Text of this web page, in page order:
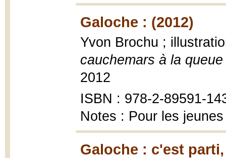
Galoche : (2012)
Yvon Brochu ;
cauchemars à la
2012
ISBN : 978-2-89591-
Notes : Pour les
Galoche : c'est